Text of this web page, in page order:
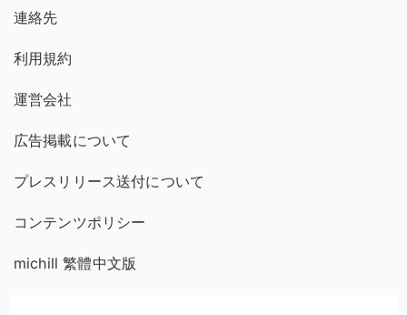
連絡先
利用規約
運営会社
広告掲載について
プレスリリース送付について
コンテンツポリシー
michill 繁體中文版